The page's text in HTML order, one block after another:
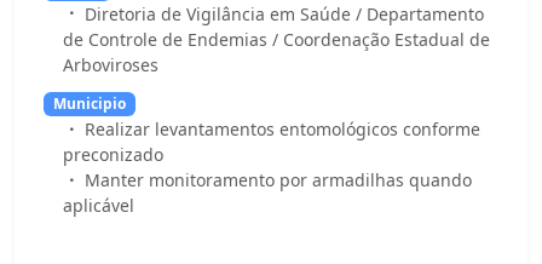
Diretoria de Vigilância em Saúde / Departamento
de Controle de Endemias / Coordenação Estadual de
Arboviroses
Municipio
Realizar levantamentos entomológicos conforme
preconizado
Manter monitoramento por armadilhas quando
aplicável